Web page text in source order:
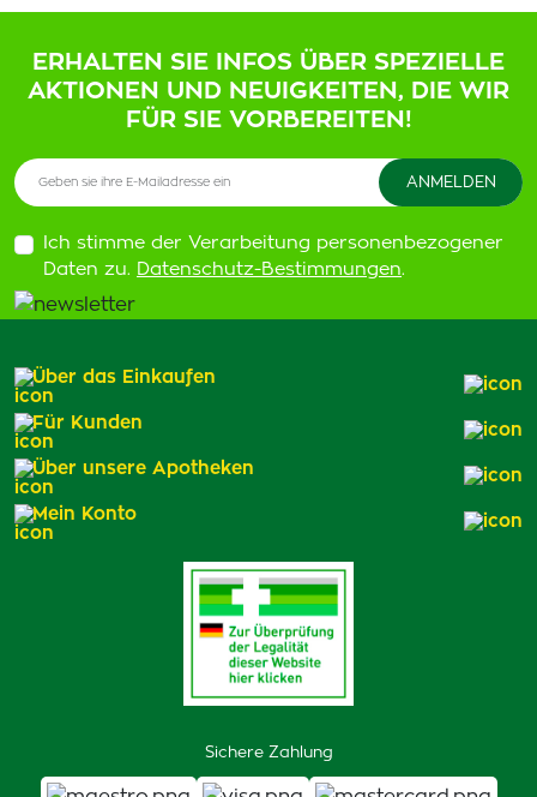
ERHALTEN SIE INFOS ÜBER SPEZIELLE
AKTIONEN UND NEUIGKEITEN, DIE WIR
FÜR SIE VORBEREITEN!
Ich stimme der Verarbeitung personenbezogener
Daten zu. Datenschutz-Bestimmungen.
Sichere Zahlung
Über das Einkaufen
Für Kunden
Über unsere Apotheken
Mein Konto